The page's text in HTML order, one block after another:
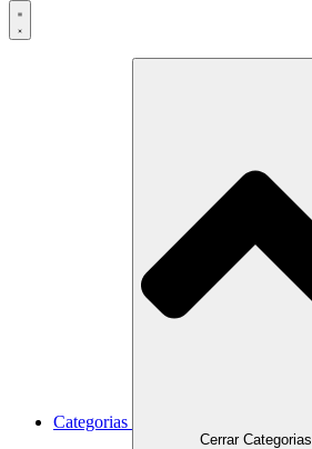
Categorias
Cerrar Categorias